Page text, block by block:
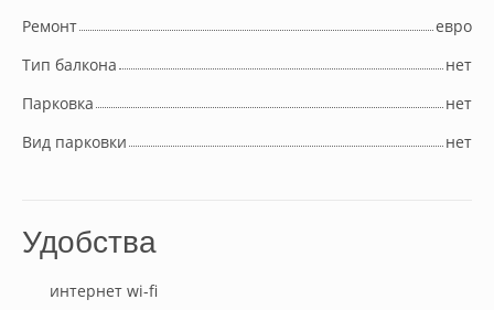
Ремонт
евро
Тип балкона
нет
Парковка
нет
Вид парковки
нет
Удобства
интернет wi-fi